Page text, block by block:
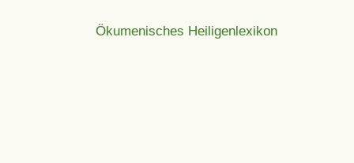
Ökumenisches Heiligenlexikon